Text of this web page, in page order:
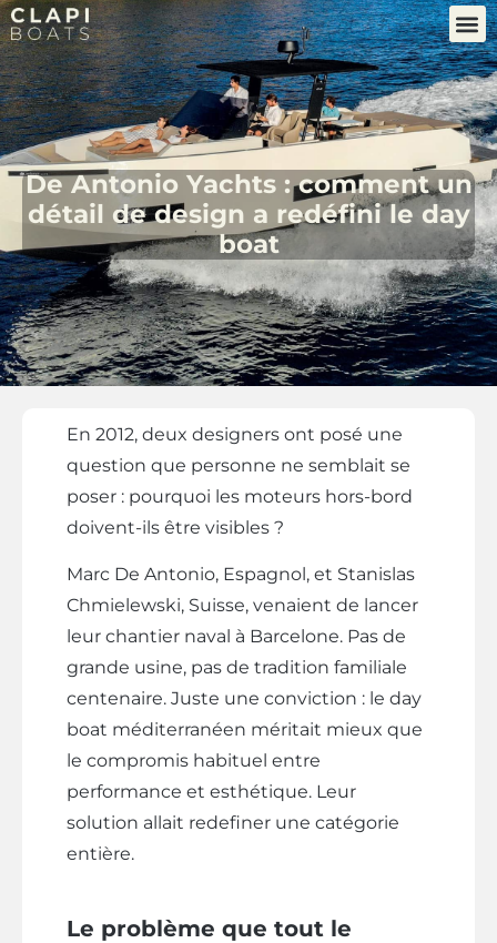
De Antonio Yachts : comment un
détail de design a redéfini le day
boat
En 2012, deux designers ont posé une
question que personne ne semblait se
poser : pourquoi les moteurs hors-bord
doivent-ils être visibles ?
Marc De Antonio, Espagnol, et Stanislas
Chmielewski, Suisse, venaient de lancer
leur chantier naval à Barcelone. Pas de
grande usine, pas de tradition familiale
centenaire. Juste une conviction : le day
boat méditerranéen méritait mieux que
le compromis habituel entre
performance et esthétique. Leur
solution allait redefiner une catégorie
entière.
Le problème que tout le